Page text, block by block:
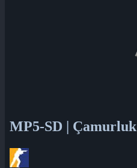
MP5-SD | Çamurluk